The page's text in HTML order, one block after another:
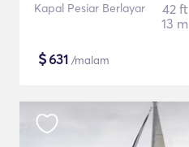
Kapal Pesiar Berlayar
42 ft
13 m
$631 /malam